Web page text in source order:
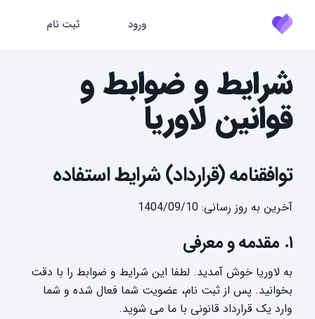
ورود ثبت نام
شرایط و ضوابط و
قوانین لاوریا
توافقنامه (قرارداد) شرایط استفاده
آخرین به روز رسانی: 1404/09/10
۱. مقدمه و معرفی
به لاوریا خوش آمدید. لطفا این شرایط و ضوابط را با دقت
بخوانید. پس از ثبت نام، عضویت شما فعال شده و شما
وارد یک قرارداد قانونی با ما می شوید.